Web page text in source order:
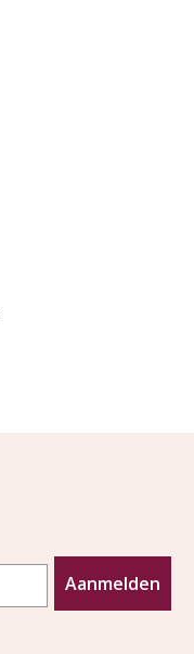
Aanmelden